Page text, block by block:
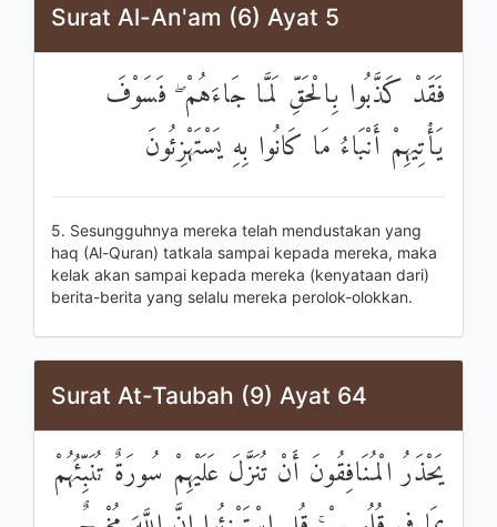
Surat Al-An'am (6) Ayat 5
فَقَدْ كَذَّبُوا بِالْحَقِّ لَمَّا جَاءَهُمْ ۖ فَسَوْفَ
يَأْتِيهِمْ أَنْبَاءُ مَا كَانُوا بِهِ يَسْتَهْزِئُونَ
5. Sesungguhnya mereka telah mendustakan yang
haq (Al-Quran) tatkala sampai kepada mereka, maka
kelak akan sampai kepada mereka (kenyataan dari)
berita-berita yang selalu mereka perolok-olokkan.
Surat At-Taubah (9) Ayat 64
يَحْذَرُ الْمُنَافِقُونَ أَنْ تُنَزَّلَ عَلَيْهِمْ سُورَةٌ تُنَبِّئُهُمْ